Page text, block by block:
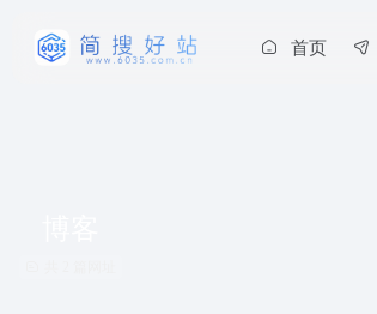
首页